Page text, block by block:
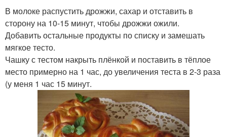
В молоке распустить дрожжи, сахар и отставить в
сторону на 10-15 минут, чтобы дрожжи ожили.
Добавить остальные продукты по списку и замешать
мягкое тесто.
Чашку с тестом накрыть плёнкой и поставить в тёплое
место примерно на 1 час, до увеличения теста в 2-3 раза
(у меня 1 час 15 минут.